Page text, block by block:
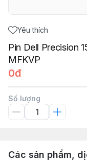
Yêu thích
Pin Dell Precision
MFKVP
0đ
Số lượng
Các sản phẩm,